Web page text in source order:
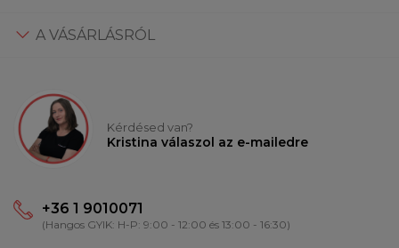
A VÁSÁRLÁSRÓL
Kérdésed van?
Kristina válaszol az e-mailedre
+36 1 9010071
(Hangos GYIK: H-P: 9:00 - 12:00 és 13:00 - 16:30)